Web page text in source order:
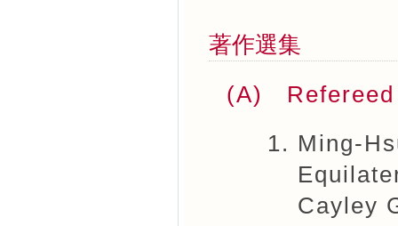
著作選集
(A) Refereed
Ming-
Cayley